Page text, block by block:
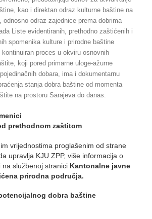
kao i direktan odraz kulturne baštine na
odnosno odraz zajednice prema dobrima
Liste evidentiranih, prethodno zaštićenih i
spomenika kulture i prirodne baštine
kontinuiran proces u okviru osnovnih
koji pored primarne uloge-ažurne
dobara, ima i dokumentarnu
stanja dobra baštine od momenta
na prostoru Sarajeva do danas.
prethodnom zaštitom
vrijednostima proglašenim od strane
upravlja KJU ZPP, više informacija o
na službenoj stranici Kantonalne javne
prirodna područja.
dobra baštine